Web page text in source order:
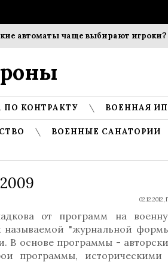
автоматы чаще выбирают игроки?
ПО КОНТРАКТУ ВОЕННАЯ
ВОЕННЫЕ САНАТОРИИ
02.12.2012,
от программ на
называемой "журнальной
В основе программы -
программы, историческими